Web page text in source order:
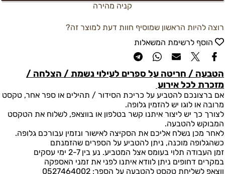
קניה מהירה
רוצה להיות הראשון שמוסיף חוות דעת למוצר זה?
הוסף לרשימת המשאלות
הטבעה / חריטה על ספרים לעילוי נשמת / הצלחה /
מזכרת לכל אירוע
אם ברצונכם להטביע על כריכת הסידור / תהילים או ספר אחר, טקסט
מרובה או לוגו יש להזמין גלופה.
לצורך כך יש ליצור איתנו קשר בטלפון או בווצאפ, לשלוח את הטקסט
המבוקש להטבעה.
לאחר מכן נשלח אליכם את הסקיצה לאישור ונזמין עבורכם גלופה.
כשהגלופה מוכנה, ניתן להטביע על הספרים שהזמנתם
זמן העבודה תלוי בעומס אצל המטביע. נע בין 2-7 ימי עסקים
במקרים דחופים ניתן לוודא איתנו לפני את זמני האספקה
ווצאפ לשליחת טקסט להטבעה על הספר: 0527464002